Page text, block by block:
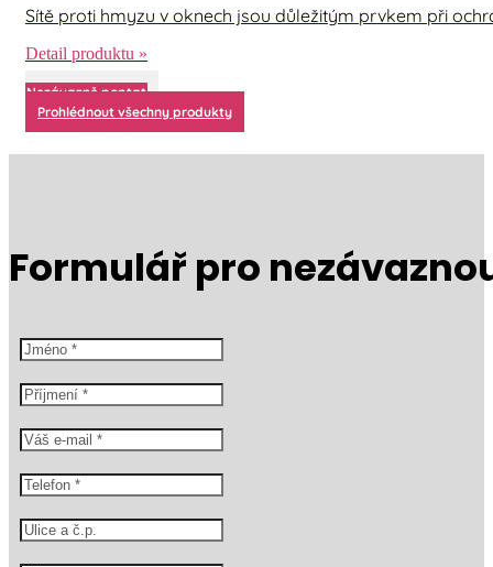
Sítě proti hmyzu v oknech jsou důležitým prvkem při
Detail produktu »
Nezávazně poptat
Prohlédnout všechny produkty
Formulář pro